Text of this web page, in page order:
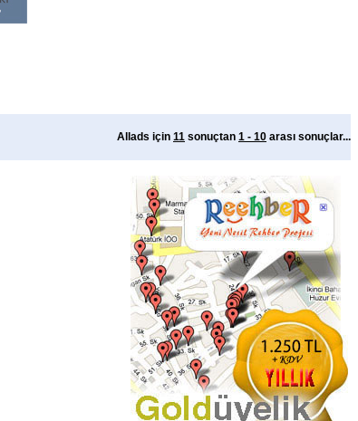
Allads için 11 sonuçtan 1 - 10 arası sonuçlar...